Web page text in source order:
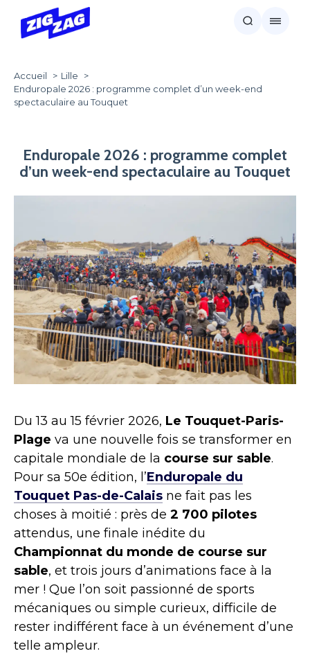
Accueil
Lille
Enduropale 2026 : programme complet d’un week-end
spectaculaire au Touquet
Enduropale 2026 : programme complet
d’un week-end spectaculaire au Touquet
Du 13 au 15 février 2026, Le Touquet-Paris-
Plage va une nouvelle fois se transformer en
capitale mondiale de la course sur sable.
Pour sa 50e édition, l’Enduropale du
Touquet Pas-de-Calais ne fait pas les
choses à moitié : près de 2 700 pilotes
attendus, une finale inédite du
Championnat du monde de course sur
sable, et trois jours d’animations face à la
mer ! Que l’on soit passionné de sports
mécaniques ou simple curieux, difficile de
rester indifférent face à un événement d’une
telle ampleur.